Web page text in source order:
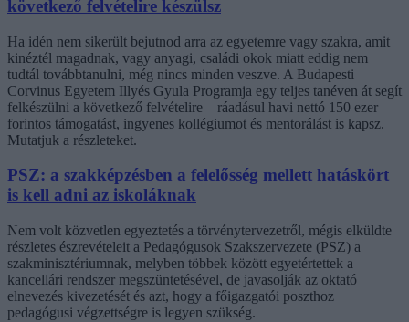
következő felvételire készülsz
Ha idén nem sikerült bejutnod arra az egyetemre vagy szakra, amit
kinéztél magadnak, vagy anyagi, családi okok miatt eddig nem
tudtál továbbtanulni, még nincs minden veszve. A Budapesti
Corvinus Egyetem Illyés Gyula Programja egy teljes tanéven át segít
felkészülni a következő felvételire – ráadásul havi nettó 150 ezer
forintos támogatást, ingyenes kollégiumot és mentorálást is kapsz.
Mutatjuk a részleteket.
PSZ: a szakképzésben a felelősség mellett hatáskört
is kell adni az iskoláknak
Nem volt közvetlen egyeztetés a törvénytervezetről, mégis elküldte
részletes észrevételeit a Pedagógusok Szakszervezete (PSZ) a
szakminisztériumnak, melyben többek között egyetértettek a
kancellári rendszer megszüntetésével, de javasolják az oktató
elnevezés kivezetését és azt, hogy a főigazgatói poszthoz
pedagógusi végzettségre is legyen szükség.